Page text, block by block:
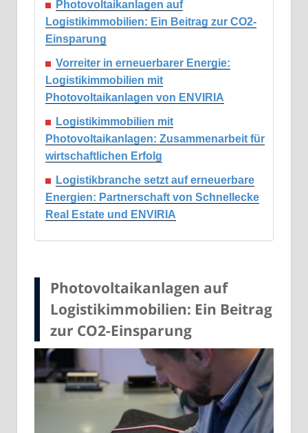
Photovoltaikanlagen auf
Logistikimmobilien: Ein Beitrag zur CO2-
Einsparung
Vorreiter in erneuerbarer Energie:
Logistikimmobilien mit
Photovoltaikanlagen von ENVIRIA
Logistikimmobilien mit
Photovoltaikanlagen: Zusammenarbeit für
wirtschaftlichen Erfolg
Logistikbranche setzt auf erneuerbare
Energien: Partnerschaft von Schnellecke
Real Estate und ENVIRIA
Photovoltaikanlagen auf
Logistikimmobilien: Ein Beitrag
zur CO2-Einsparung